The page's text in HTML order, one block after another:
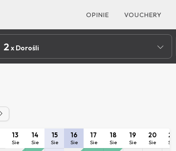
OPINIE VOUCHERY
2 x Dorośli
13
Sie
14
Sie
15
Sie
16
Sie
17
Sie
18
Sie
19
Sie
20
Sie
21
Sie